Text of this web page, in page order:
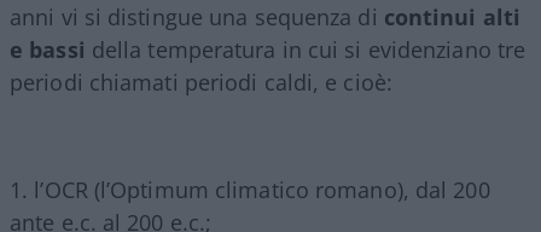
anni vi si distingue una sequenza di continui alti
e bassi della temperatura in cui si evidenziano tre
periodi chiamati periodi caldi, e cioè:
1. l’OCR (l’Optimum climatico romano), dal 200
ante e.c. al 200 e.c.;